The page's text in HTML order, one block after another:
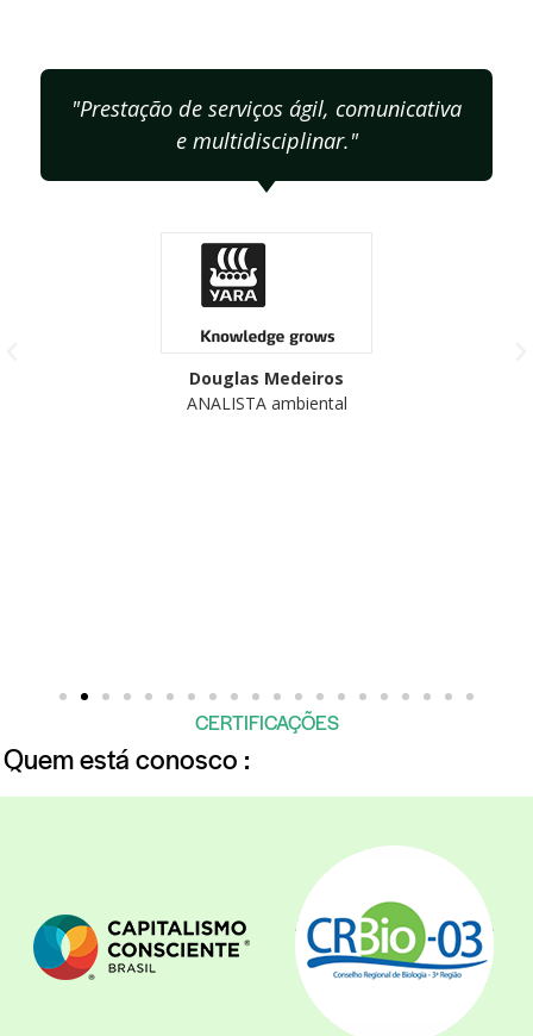
"Prestação de serviços ágil, comunicativa
e multidisciplinar."
Douglas Medeiros
ANALISTA ambiental
CERTIFICAÇÕES
Quem está conosco :